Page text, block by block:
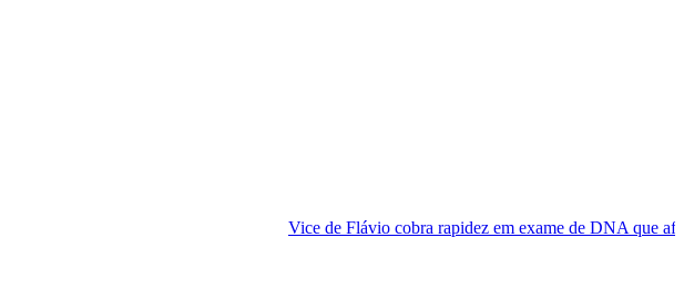
Vice de Flávio cobra rapidez em exame de DNA que afastaria suspeita